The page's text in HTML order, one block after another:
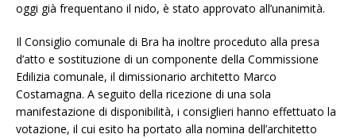
oggi già frequentano il nido, è stato approvato all’unanimità.
Il Consiglio comunale di Bra ha inoltre proceduto alla presa
d’atto e sostituzione di un componente della Commissione
Edilizia comunale, il dimissionario architetto Marco
Costamagna. A seguito della ricezione di una sola
manifestazione di disponibilità, i consiglieri hanno effettuato la
votazione, il cui esito ha portato alla nomina dell’architetto